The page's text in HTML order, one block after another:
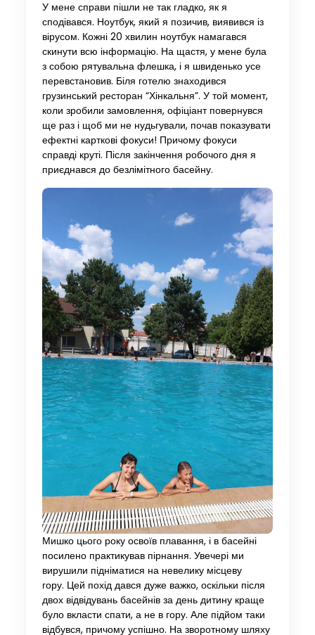
У мене справи пішли не так гладко, як я
сподівався. Ноутбук, який я позичив, виявився із
вірусом. Кожні 20 хвилин ноутбук намагався
скинути всю інформацію. На щастя, у мене була
з собою рятувальна флешка, і я швиденько усе
перевстановив. Біля готелю знаходився
грузинський ресторан “Хінкальня”. У той момент,
коли зробили замовлення, офіціант повернувся
ще раз і щоб ми не нудьгували, почав показувати
ефектні карткові фокуси! Причому фокуси
справді круті. Після закінчення робочого дня я
приєднався до безлімітного басейну.
Мишко цього року освоїв плавання, і в басейні
посилено практикував пірнання. Увечері ми
вирушили підніматися на невелику місцеву
гору. Цей похід дався дуже важко, оскільки після
двох відвідувань басейнів за день дитину краще
було вкласти спати, а не в гору. Але підйом таки
відбувся, причому успішно. На зворотному шляху